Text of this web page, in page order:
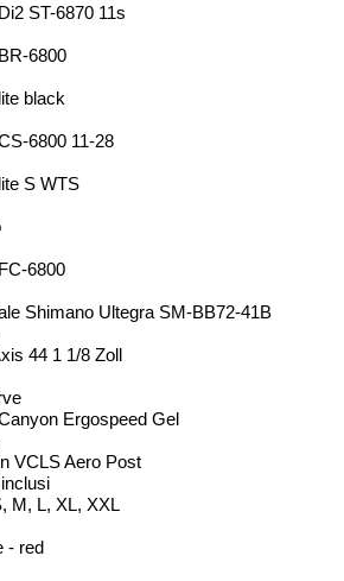
ST-6870 11s
6800
black
6800 11-28
S WTS
6800
Shimano Ultegra SM-BB72-41B
44 1 1/8 Zoll
Ergospeed Gel
VCLS Aero Post
M, L, XL, XXL
- red